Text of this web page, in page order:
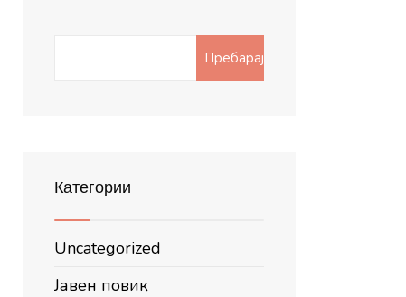
Пребарај
Категории
Uncategorized
Јавен повик